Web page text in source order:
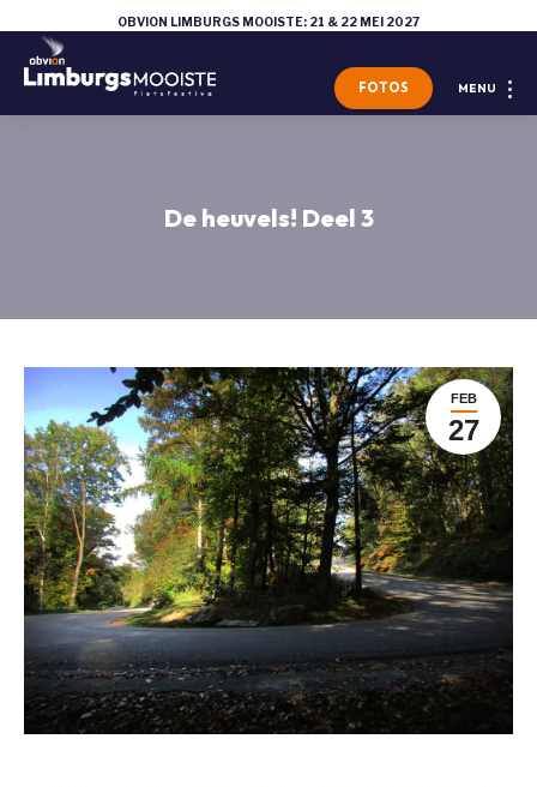
OBVION LIMBURGS MOOISTE: 21 & 22 MEI 2027
MENU
FOTOS
De heuvels! Deel 3
FEB
27